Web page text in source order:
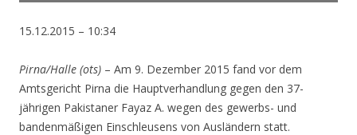
15.12.2015 – 10:34
Pirna/Halle (ots) – Am 9. Dezember 2015 fand vor dem
Amtsgericht Pirna die Hauptverhandlung gegen den 37-
jährigen Pakistaner Fayaz A. wegen des gewerbs- und
bandenmäßigen Einschleusens von Ausländern statt.